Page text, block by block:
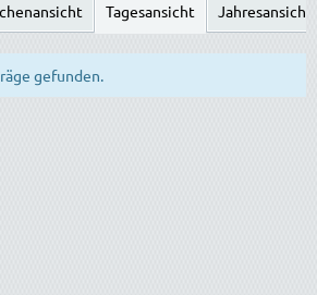
Tagesansicht Jahresansicht
gefunden.